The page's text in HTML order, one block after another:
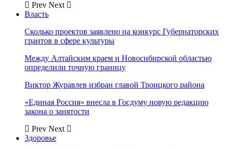
Prev Next
Власть
Сколько проектов заявлено на конкурс Губернаторских
грантов в сфере культуры
Между Алтайским краем и Новосибирской областью
определили точную границу
Виктор Журавлев избран главой Троицкого района
«Единая Россия» внесла в Госдуму новую редакцию
закона о занятости
Prev Next
Здоровье